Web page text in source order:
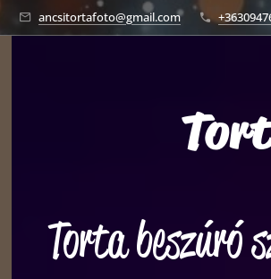
ancsitortafoto@gmail.com
Torta beszúró